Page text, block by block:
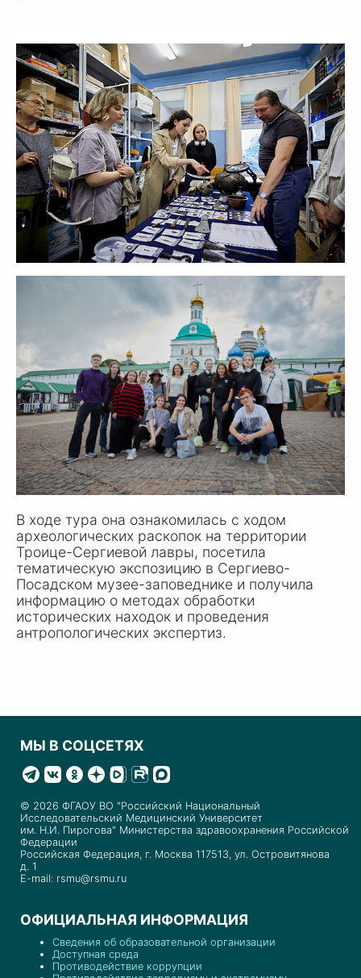
В ходе тура она ознакомилась с ходом
археологических раскопок на территории
Троице-Сергиевой лавры, посетила
тематическую экспозицию в Сергиево-
Посадском музее-заповеднике и получила
информацию о методах обработки
исторических находок и проведения
антропологических экспертиз.
МЫ В СОЦСЕТЯХ
© 2026 ФГАОУ ВО "Российский Национальный
Исследовательский Медицинский Университет
им. Н.И. Пирогова" Министерства здравоохранения Российской
Федерации
Российская Федерация, г. Москва 117513, ул. Островитянова
д. 1
E-mail: rsmu@rsmu.ru
ОФИЦИАЛЬНАЯ ИНФОРМАЦИЯ
Сведения об образовательной организации
Доступная среда
Противодействие коррупции